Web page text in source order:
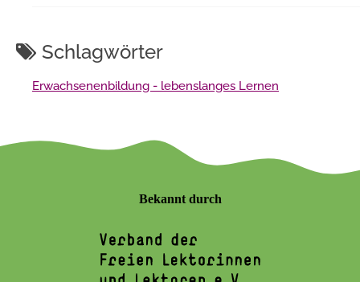
Schlagwörter
Erwachsenenbildung - lebenslanges Lernen
Bekannt durch